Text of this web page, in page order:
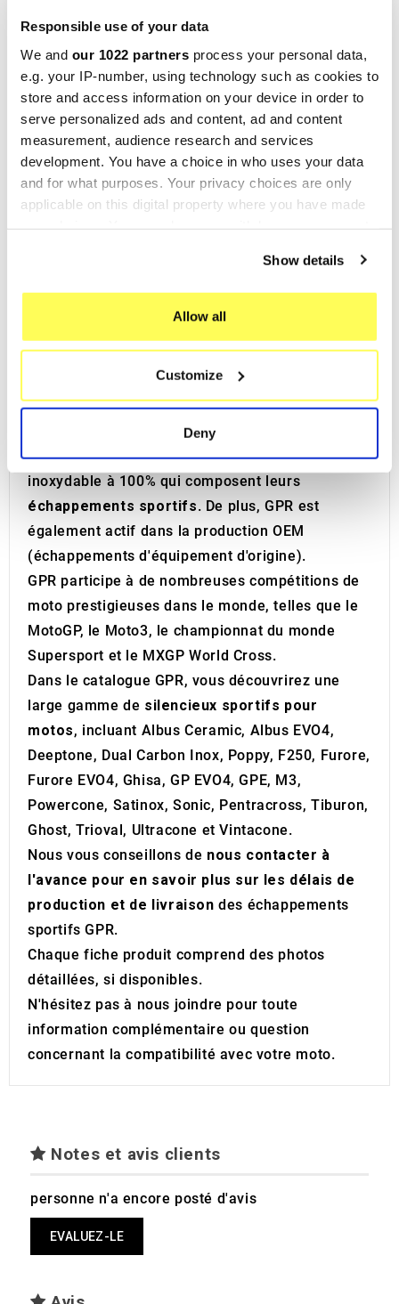
Responsible use of your data
We and our 1022 partners process your personal data,
e.g. your IP-number, using technology such as cookies to
store and access information on your device in order to
serve personalized ads and content, ad and content
measurement, audience research and services
development. You have a choice in who uses your data
and for what purposes. Your privacy choices are only
applicable on this digital property where you have made
If you allow, we would also like to:
which can be accurate to within several meters
Identify your device by actively scanning it for
specific characteristics (fingerprinting)
Find out more about how your personal data is processed
and set your preferences in the
We use cookies to personalise content and ads, to
provide social media features and to analyse our traffic.
We also share information about your use of our site with
our social media, advertising and analytics partners who
may combine it with other information that you’ve
of their services.
Show details
Allow all
Customize
Deny
Certificat ed code d'homologation européenne
pour usage routier inclus (CEE).
Le catalyseur est inclus dans le kit.
Made in Italy 100%.
Garantie 2 ans.
Pour la recherche:
Echappement Echappements Pot Silencieux Sport
Pot
GPR, un acteur majeur dans la fabrication de
silencieux et de collecteurs pour motos, est basé
Italie. L'histoire de cette entreprise familiale
entreprise familiale, mais grâce à des
investissements significatifs depuis les années
2000, elle a su optimiser son processus de
production, obtenir la certification ISO9001, et
produire des composants en titane et en acier
inoxydable à 100% qui composent leurs
échappements sportifs. De plus, GPR est
également actif dans la production OEM
(échappements d'équipement d'origine).
GPR participe à de nombreuses compétitions de
moto prestigieuses dans le monde, telles que le
MotoGP, le Moto3, le championnat du monde
Supersport et le MXGP World Cross.
Dans le catalogue GPR, vous découvrirez une
large gamme de silencieux sportifs pour
motos, incluant Albus Ceramic, Albus EVO4,
Deeptone, Dual Carbon Inox, Poppy, F250, Furore,
Furore EVO4, Ghisa, GP EVO4, GPE, M3,
Powercone, Satinox, Sonic, Pentracross, Tiburon,
Ghost, Trioval, Ultracone et Vintacone.
Nous vous conseillons de nous contacter à
l'avance pour en savoir plus sur les délais de
production et de livraison des échappements
sportifs GPR.
Chaque fiche produit comprend des photos
détaillées, si disponibles.
N'hésitez pas à nous joindre pour toute
information complémentaire ou question
concernant la compatibilité avec votre moto.
Notes et avis clients
personne n'a encore posté d'avis
EVALUEZ-LE